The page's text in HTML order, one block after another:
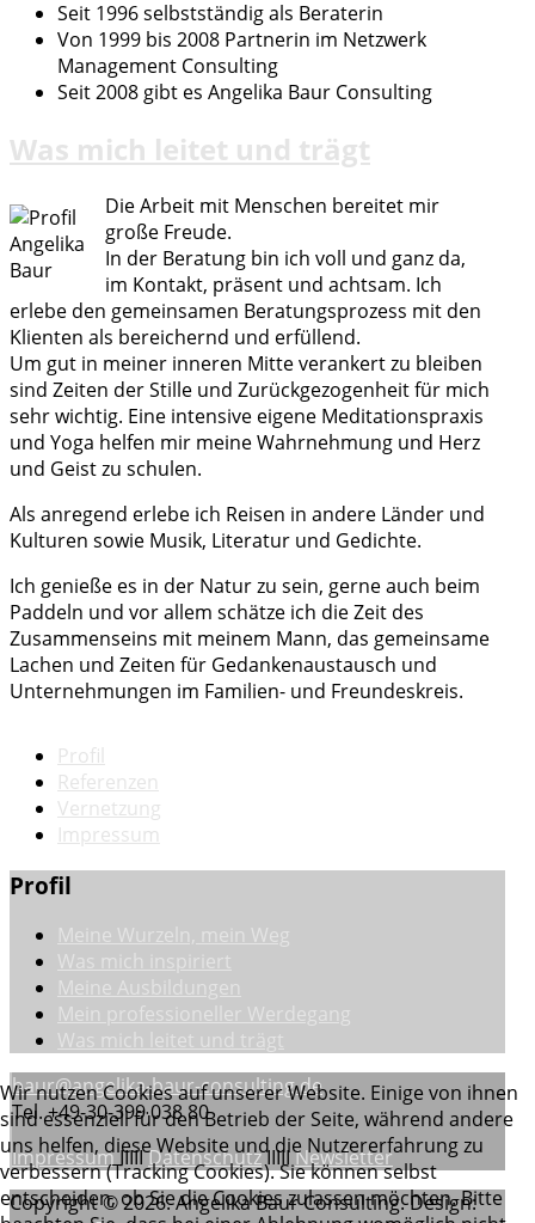
Seit 1996 selbstständig als Beraterin
Von 1999 bis 2008 Partnerin im Netzwerk
Management Consulting
Seit 2008 gibt es Angelika Baur Consulting
Was mich leitet und trägt
Die Arbeit mit Menschen bereitet mir
große Freude.
In der Beratung bin ich voll und ganz da,
im Kontakt, präsent und achtsam. Ich
erlebe den gemeinsamen Beratungsprozess mit den
Klienten als bereichernd und erfüllend.
Um gut in meiner inneren Mitte verankert zu bleiben
sind Zeiten der Stille und Zurückgezogenheit für mich
sehr wichtig. Eine intensive eigene Meditationspraxis
und Yoga helfen mir meine Wahrnehmung und Herz
und Geist zu schulen.
Als anregend erlebe ich Reisen in andere Länder und
Kulturen sowie Musik, Literatur und Gedichte.
Ich genieße es in der Natur zu sein, gerne auch beim
Paddeln und vor allem schätze ich die Zeit des
Zusammenseins mit meinem Mann, das gemeinsame
Lachen und Zeiten für Gedankenaustausch und
Unternehmungen im Familien- und Freundeskreis.
Profil
Referenzen
Vernetzung
Impressum
Profil
Meine Wurzeln, mein Weg
Was mich inspiriert
Meine Ausbildungen
Mein professioneller Werdegang
Was mich leitet und trägt
baur@angelika-baur-consulting.de
Tel.+49-30-399 038 80
ImpressumIIIIIDatenschutzIIIIINewsletter
Copyright © 2026. Angelika Baur Consulting. Design:
Wir nutzen Cookies auf unserer Website. Einige von ihnen
sind essenziell für den Betrieb der Seite, während andere
uns helfen, diese Website und die Nutzererfahrung zu
verbessern (Tracking Cookies). Sie können selbst
entscheiden, ob Sie die Cookies zulassen möchten. Bitte